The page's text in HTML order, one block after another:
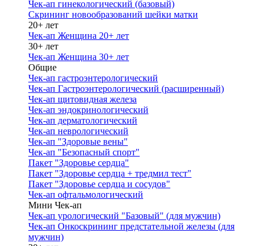
Чек-ап гинекологический (базовый)
Скрининг новообразований шейки матки
20+ лет
Чек-ап Женщина 20+ лет
30+ лет
Чек-ап Женщина 30+ лет
Общие
Чек-ап гастроэнтерологический
Чек-ап Гастроэнтерологический (расширенный)
Чек-ап щитовидная железа
Чек-ап эндокринологический
Чек-ап дерматологический
Чек-ап неврологический
Чек-ап "Здоровые вены"
Чек-ап "Безопасный спорт"
Пакет "Здоровье сердца"
Пакет "Здоровье сердца + тредмил тест"
Пакет "Здоровье сердца и сосудов"
Чек-ап офтальмологический
Мини Чек-ап
Чек-ап урологический "Базовый" (для мужчин)
Чек-ап Онкоскрининг предстательной железы (для
мужчин)